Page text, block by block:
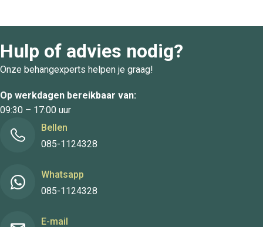
Hulp of advies nodig?
Onze behangexperts helpen je graag!
Op werkdagen bereikbaar van:
09:30 – 17:00 uur
Bellen
085-1124328
Whatsapp
085-1124328
E-mail